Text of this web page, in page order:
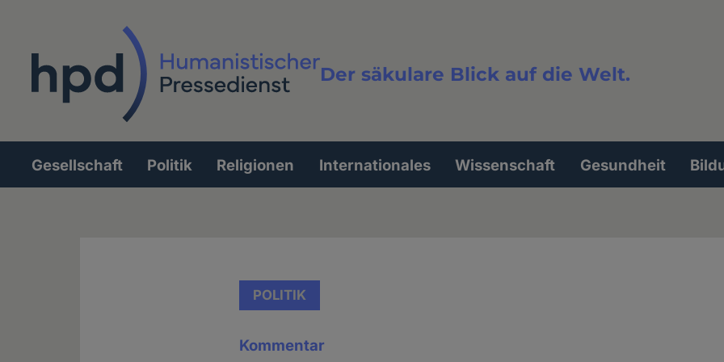
Der säkulare Blick auf die Welt.
Volltextsuche
Hauptnavigation
Gesellschaft Politik Religionen Internationales Wissenschaft Gesundheit
POLITIK
Kommentar